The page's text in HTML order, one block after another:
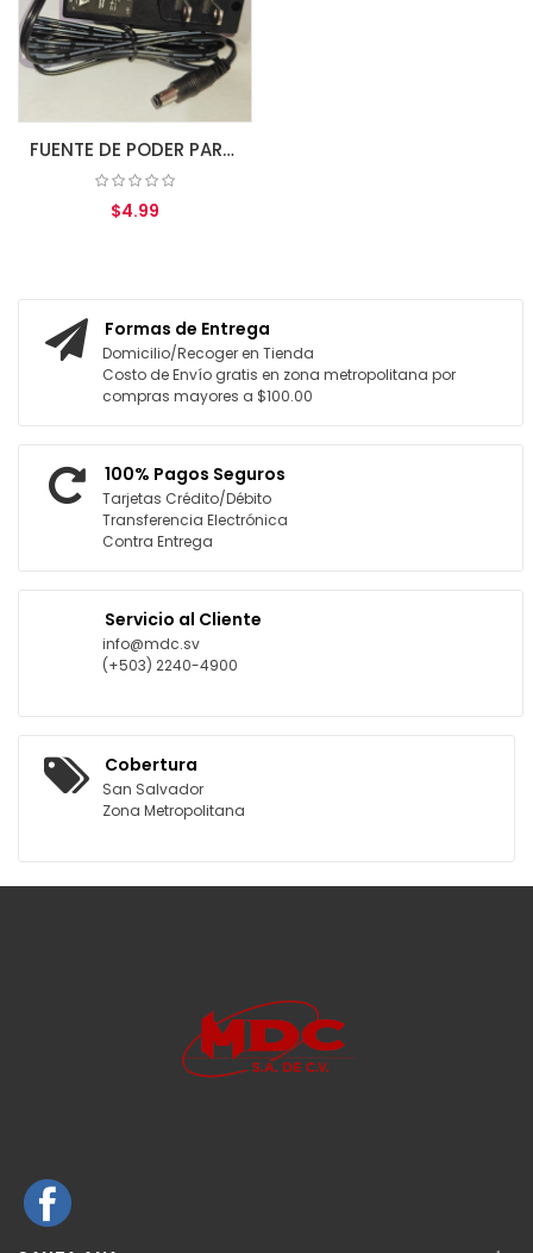
FUENTE DE PODER PARA CAMARA DC 12V 1AMP REGULADO UL
$4.99
Formas de Entrega
Domicilio/Recoger en Tienda
Costo de Envío gratis en zona metropolitana por
compras mayores a $100.00
100% Pagos Seguros
Tarjetas Crédito/Débito
Transferencia Electrónica
Contra Entrega
Servicio al Cliente
info@mdc.sv
(+503) 2240-4900
Cobertura
San Salvador
Zona Metropolitana